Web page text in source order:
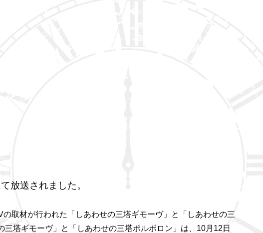
放送されました。
の取材が行われた「しあわせの三塔ギモーヴ」と「しあわせの三
塔ギモーヴ」と「しあわせの三塔ポルボロン」は、 10月 12 日